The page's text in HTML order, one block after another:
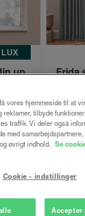
LUX
up
Frida
Både
vores hjemmeside til at
reklamer, tilbyde
traffik. Vi deler også
med
øvrigt indhold. Se
Cookie - indstillinger
Accepter